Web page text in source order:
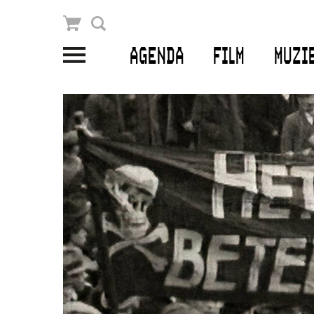
AGENDA FILM
Winkelmandje
PLAN JE BEZOEK
Openingstijden & contact
Bereikbaarheid
Kaartverkoop
EDUCATIE
Schoolvoorstellingen
Filmprogramma’s Primair Onderwijs